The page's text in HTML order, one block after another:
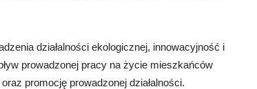
działalności ekologicznej, innowacyjność i
prowadzonej pracy na życie mieszkańców
promocję prowadzonej działalności.